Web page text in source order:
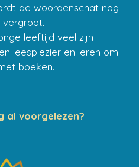
de woordenschat nog
vergroot.
leeftijd veel zijn
leesplezier en leren om
boeken.
al voorgelezen?